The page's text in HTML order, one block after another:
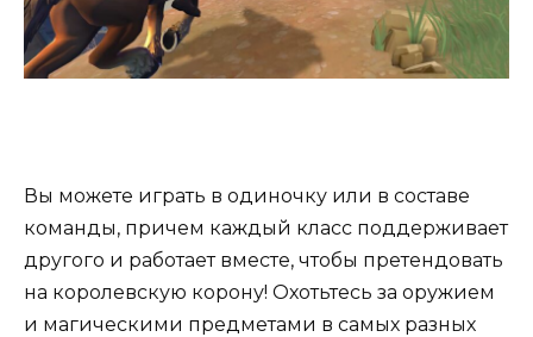
Вы можете играть в одиночку или в составе
команды, причем каждый класс поддерживает
другого и работает вместе, чтобы претендовать
на королевскую корону! Охотьтесь за оружием
и магическими предметами в самых разных